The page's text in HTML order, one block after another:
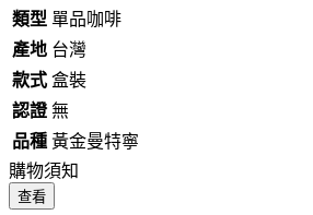
類型 單品咖啡
產地 台灣
款式 盒裝
認證 無
品種 黃金曼特寧
購物須知
查看